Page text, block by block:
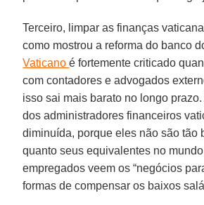
Terceiro, limpar as finanças
como mostrou a reforma do banco
Vaticanoé fortemente criticado
com contadores e advogados
isso sai mais barato no longo
dos administradores financeiros
diminuída, porque eles não são tão
quanto seus equivalentes no
empregados veem os “negócios
formas de compensar os baixos